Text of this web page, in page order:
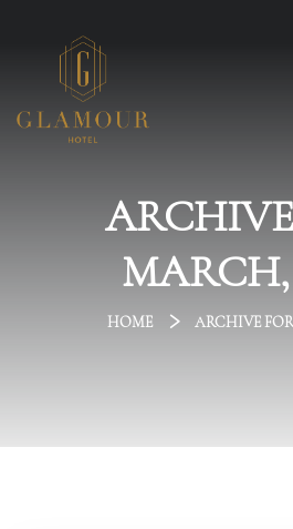
MARCH,
HOME ARCHIVE